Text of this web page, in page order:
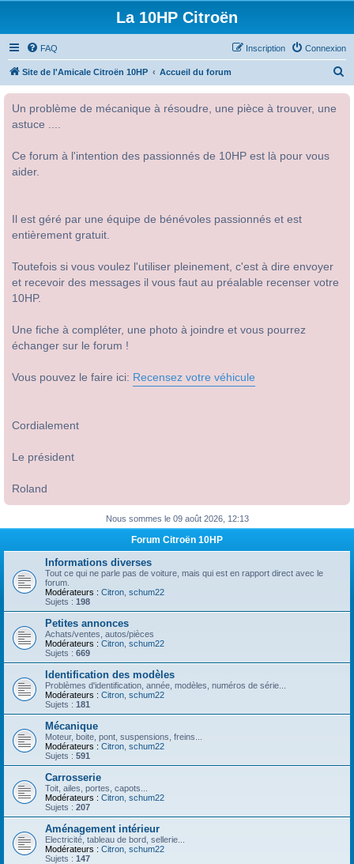
La 10HP Citroën
FAQ Connexion
Inscription
Site de l'Amicale Citroën 10HP Accueil du forum
Un problème de mécanique à résoudre, une pièce à trouver, une
astuce ....
Ce forum à l'intention des passionnés de 10HP est là pour vous
aider.
Il est géré par une équipe de bénévoles passionnés et est
entièrement gratuit.
Toutefois si vous voulez l'utiliser pleinement, c'est à dire envoyer
et recevoir des messages il vous faut au préalable recenser votre
10HP.
Une fiche à compléter, une photo à joindre et vous pourrez
échanger sur le forum !
Vous pouvez le faire ici: Recensez votre véhicule
Cordialement
Le président
Roland
Nous sommes le 09 août 2026, 12:13
Forum Citroën 10HP
Informations diverses
Tout ce qui ne parle pas de voiture, mais qui est en rapport direct avec le
forum.
Modérateurs : Citron schum22
Sujets : 198
Petites annonces
Achats/ventes, autos/pièces
Modérateurs : Citron schum22
Sujets : 669
Identification des modèles
Problèmes d'identification, année, modèles, numéros de série...
Modérateurs : Citron schum22
Sujets : 181
Mécanique
Moteur, boite, pont, suspensions, freins...
Modérateurs : Citron schum22
Sujets : 591
Carrosserie
Toit, ailes, portes, capots...
Modérateurs : Citron schum22
Sujets : 207
Aménagement intérieur
Electricité, tableau de bord, sellerie...
Modérateurs : Citron schum22
Sujets : 147